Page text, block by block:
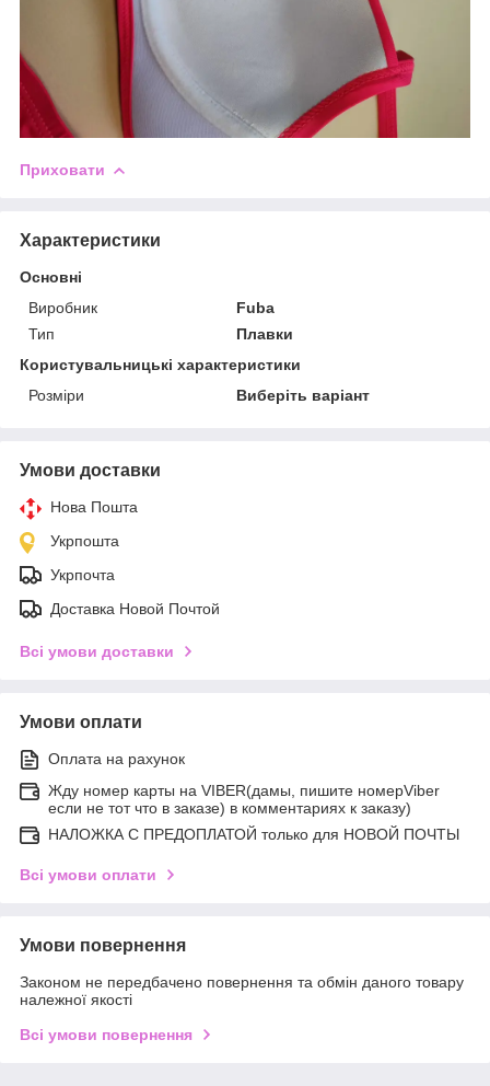
Приховати
Характеристики
Основні
Виробник
Fuba
Тип
Плавки
Користувальницькі характеристики
Розміри
Виберіть варіант
Умови доставки
Нова Пошта
Укрпошта
Укрпочта
Доставка Новой Почтой
Всі умови доставки
Умови оплати
Оплата на рахунок
Жду номер карты на VIBER(дамы, пишите номерViber
если не тот что в заказе) в комментариях к заказу)
НАЛОЖКА С ПРЕДОПЛАТОЙ только для НОВОЙ ПОЧТЫ
Всі умови оплати
Умови повернення
Законом не передбачено повернення та обмін даного товару
належної якості
Всі умови повернення